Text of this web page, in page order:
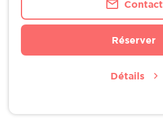
Contact
Réserver
Détails